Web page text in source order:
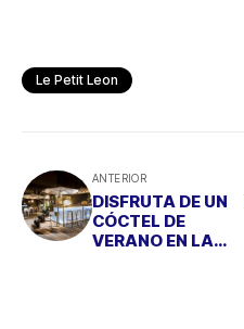
Le Petit Leon
ANTERIOR
DISFRUTA DE UN
CÓCTEL DE
VERANO EN LA